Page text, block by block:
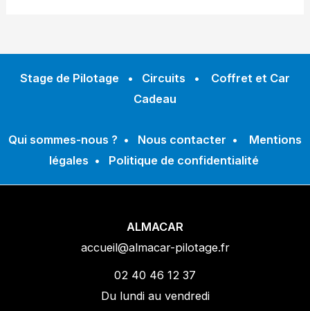
Stage de Pilotage • Circuits • Coffret et Car
Cadeau
Qui sommes-nous ? • Nous contacter • Mentions
légales • Politique de confidentialité
ALMACAR
accueil@almacar-pilotage.fr
02 40 46 12 37
Du lundi au vendredi